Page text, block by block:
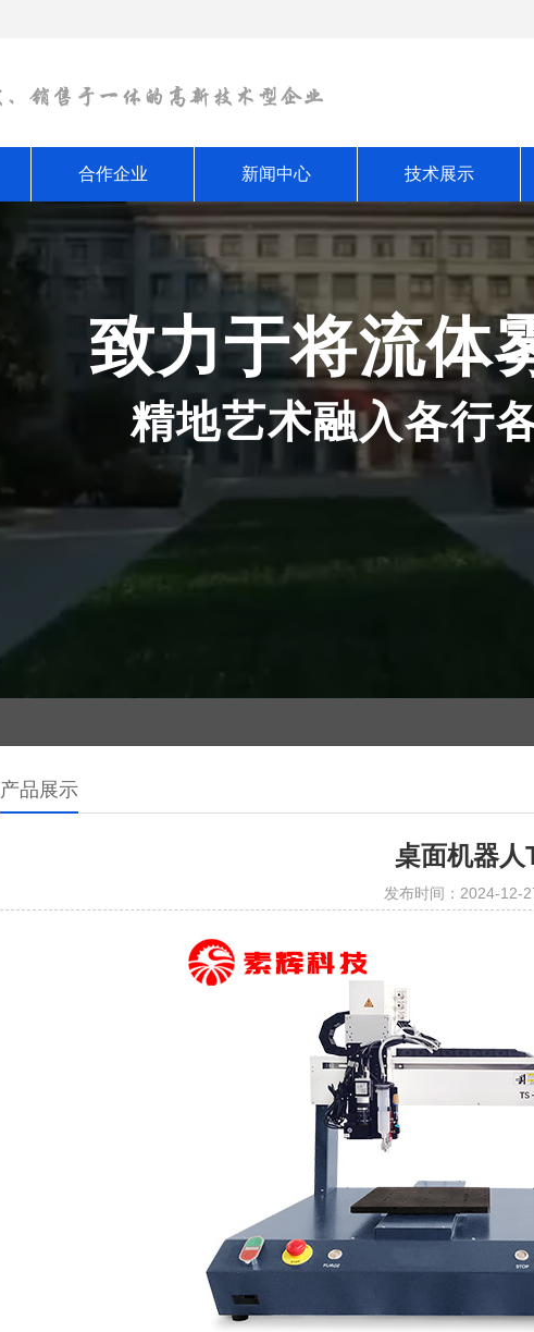
合作企业 新闻中心 技术展示
致力于将流体
精地艺术融入各行
产品展示
桌面机器人
发布时间：2024-12-